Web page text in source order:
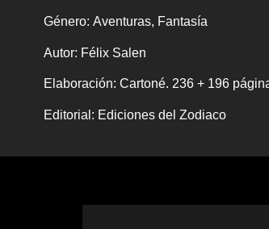
Género: Aventuras, Fantasía
Autor: Félix Salen
Elaboración: Cartoné. 236 + 196
Editorial: Ediciones del Zodiaco